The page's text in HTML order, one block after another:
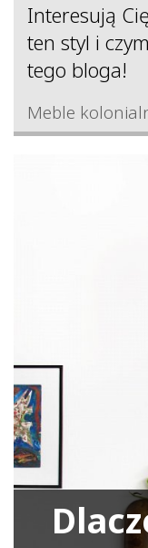
Interesują
ten styl i
tego bloga!
Meble